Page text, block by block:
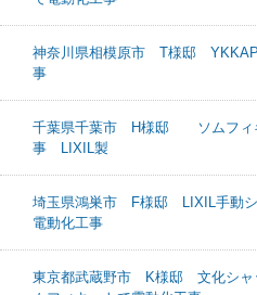
神奈川県相模原市 T様邸 YKKAP
事
千葉県千葉市 H様邸 ソムフィ
事 LIXIL製
埼玉県鴻巣市 F様邸 LIXIL手動シ
電動化工事
東京都武蔵野市 K様邸 文化シャ